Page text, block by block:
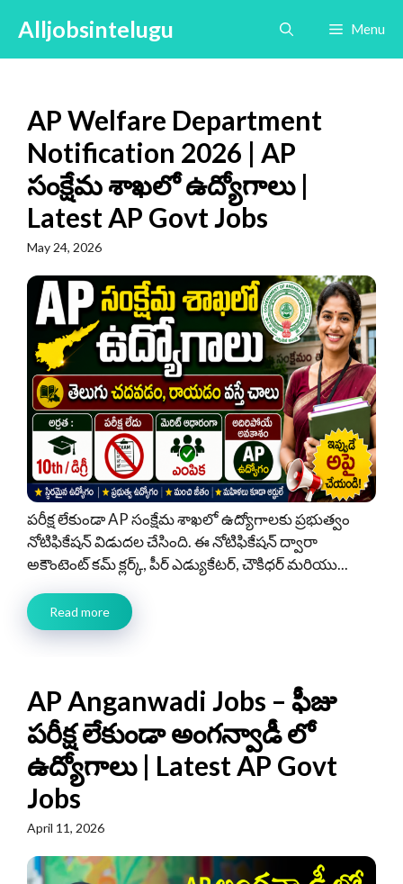
content
Alljobsintelugu Menu
AP Welfare Department
Notification 2026 | AP
సంక్షేమ శాఖలో ఉద్యోగాలు |
Latest AP Govt Jobs
May 24, 2026
పరీక్ష లేకుండా AP సంక్షేమ శాఖలో ఉద్యోగాలకు ప్రభుత్వం
నోటిఫికేషన్ విడుదల చేసింది. ఈ నోటిఫికేషన్ ద్వారా
అకౌంటెంట్ కమ్ క్లర్క్, పీర్ ఎడ్యుకేటర్, చౌకిధర్ మరియు...
Read more
AP Anganwadi Jobs – ఫీజు
పరీక్ష లేకుండా అంగన్వాడీ లో
ఉద్యోగాలు | Latest AP Govt
Jobs
April 11, 2026